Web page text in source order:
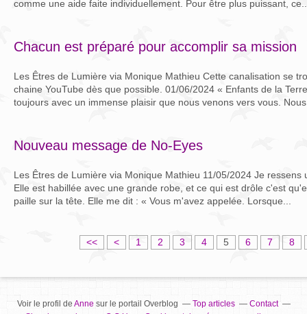
comme une aide faite individuellement. Pour être plus puissant,
Chacun est préparé pour accomplir sa mission
Les Êtres de Lumière via Monique Mathieu Cette canalisation se
chaine YouTube dès que possible. 01/06/2024 « Enfants de la
toujours avec un immense plaisir que nous venons vers vous.
Nouveau message de No-Eyes
Les Êtres de Lumière via Monique Mathieu 11/05/2024 Je
Elle est habillée avec une grande robe, et ce qui est drôle c'est
paille sur la tête. Elle me dit : « Vous m'avez appelée. Lorsque...
<< < 1 2 3 4 5 6 7 8
Voir le profil de Annesur le portail Overblog Top articles
Contact